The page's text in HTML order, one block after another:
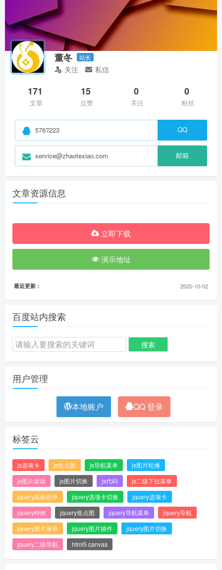
董冬 站长
关注 私信
171
文章
15
点赞
0
关注
0
粉丝
5767223 QQ
service@zhaotexiao.com 邮箱
文章资源信息
立即下载
演示地址
最近更新： 2020-10-02
百度站内搜索
用户管理
本地账户 QQ 登录
标签云
js选项卡 js焦点图 js导航菜单
js图片轮播
js图片滚动
js图片切换 js代码
js二级下拉菜单
jquery鼠标悬停
jquery选项卡切换
jquery选项卡
jquery特效
jquery焦点图 jquery导航菜单
jquery导航
jquery图片滚动
jquery图片插件
jquery图片切换
jquery二级导航
html5 canvas